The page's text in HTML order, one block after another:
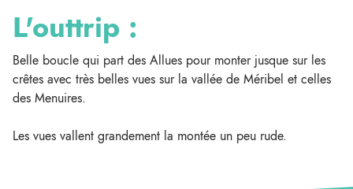
L'outtrip :
Belle boucle qui part des Allues pour monter jusque sur les
crêtes avec très belles vues sur la vallée de Méribel et celles
des Menuires.
Les vues vallent grandement la montée un peu rude.